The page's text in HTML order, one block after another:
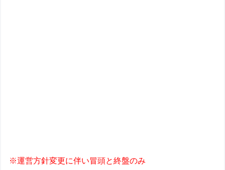
※運営方針変更に伴い冒頭と終盤のみ